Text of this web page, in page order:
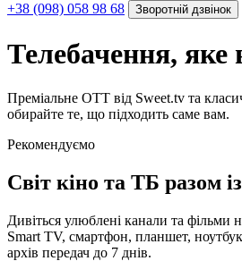
+38 (098) 058 98 68
Зворотній дзвінок
Телебачення, яке
Преміальне OTT від Sweet.tv та
обирайте те, що підходить саме вам.
Рекомендуємо
Світ кіно та ТБ разом
Дивіться улюблені канали та фільми
Smart TV, смартфон, планшет,
архів передач до 7 днів.